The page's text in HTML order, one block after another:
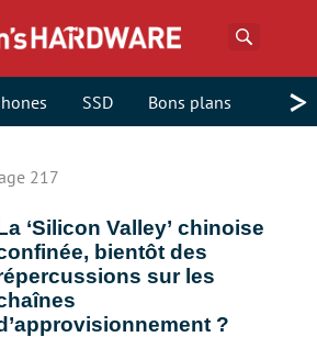
SSD Bons plans >
217
‘Silicon Valley’ chinoise
bientôt des
sur les
?